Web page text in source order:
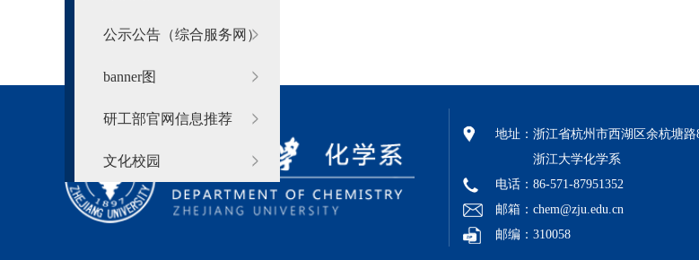
公示公告（综合服务网）
banner图
研工部官网信息推荐
文化校园
地址：浙江省杭州市西湖区余杭塘路
浙江大学化学系
电话：86-571-87951352
邮箱：chem@zju.edu.cn
邮编：310058